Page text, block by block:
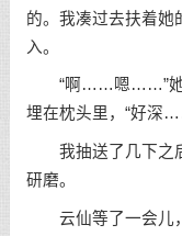
的。我凑过去扶着她
入。
“啊……嗯……”她发
埋在枕头里，“好深
我抽送了几下之后
研磨。
云仙等了一会儿，